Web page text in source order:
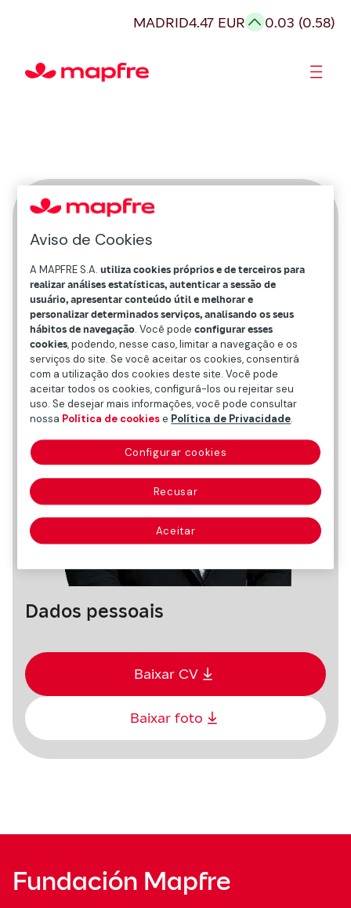
MADRID4.47 EUR 0.03 (0.58)
Natacha A. Quiterio
Dados pessoais
Baixar CV
Baixar foto
Fundación Mapfre
Aviso de Cookies
A MAPFRE S.A.utiliza cookies próprios e de terceiros para
realizar análises estatísticas, autenticar a sessão de
usuário, apresentar conteúdo útil e melhorar e
personalizar determinados serviços, analisando os seus
hábitos de navegação. Você podeconfigurar esses
cookies, podendo, nesse caso, limitar a navegação e os
serviços do site. Se você aceitar os cookies, consentirá
com a utilização dos cookies deste site. Você pode
aceitar todos os cookies, configurá-los ou rejeitar seu
uso. Se desejar mais informações, você pode consultar
nossa Política de cookiese Política de Privacidade.
Configurar cookies
Recusar
Aceitar